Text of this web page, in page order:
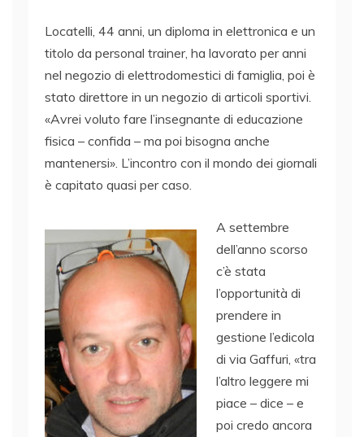
Locatelli, 44 anni, un diploma in elettronica e un
titolo da personal trainer, ha lavorato per anni
nel negozio di elettrodomestici di famiglia, poi è
stato direttore in un negozio di articoli sportivi.
«Avrei voluto fare l’insegnante di educazione
fisica – confida – ma poi bisogna anche
mantenersi». L’incontro con il mondo dei giornali
è capitato quasi per caso.
A settembre
dell’anno scorso
c’è stata
l’opportunità di
prendere in
gestione l’edicola
di via Gaffuri, «tra
l’altro leggere mi
piace – dice – e
poi credo ancora